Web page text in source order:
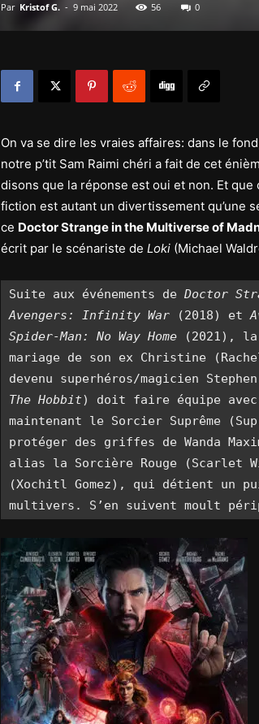
Par Kristof G. - 9 mai 2022 56 0
On va se dire les vraies affaires: dans le
notre p’tit Sam Raimi chéri a fait de cet
disons que la réponse est oui et non. Et
fiction est autant un divertissement qu’une
ce Doctor Strange in the Multiverse of
écrit par le scénariste de Loki (Michael
Suite aux événements de Doctor
Avengers: Infinity War (2018) et
Spider-Man: No Way Home (2021),
mariage de son ex Christine (Rachel
The Hobbit) doit faire équipe avec
maintenant le Sorcier Suprême
protéger des griffes de Wanda
alias la Sorcière Rouge (Scarlet
(Xochitl Gomez), qui détient un
multivers. S’en suivent moult